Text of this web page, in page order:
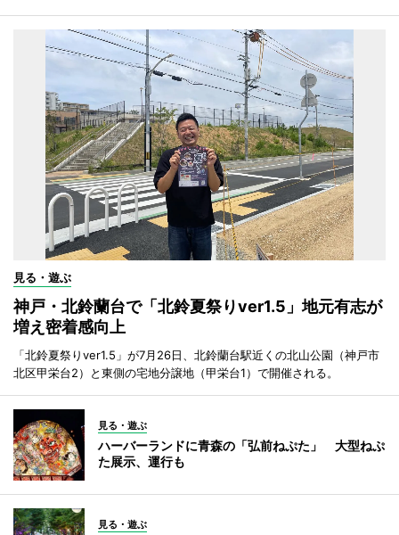
見る・遊ぶ
神戸・北鈴蘭台で「北鈴夏祭りver1.5」地元有志が
増え密着感向上
「北鈴夏祭りver1.5」が7月26日、北鈴蘭台駅近くの北山公園（神戸市
北区甲栄台2）と東側の宅地分譲地（甲栄台1）で開催される。
見る・遊ぶ
ハーバーランドに青森の「弘前ねぷた」 大型ねぷ
た展示、運行も
見る・遊ぶ